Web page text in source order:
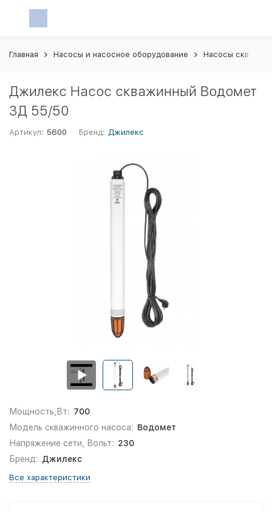
Главная Насосы и насосное оборудование Насосы
Джилекс Насос скважинный Водомет
3Д 55/50
Артикул: 5600 Бренд: Джилекс
Мощность,Вт: 700
Модель скважинного насоса: Водомет
Напряжение сети, Вольт: 230
Бренд: Джилекс
Все характеристики